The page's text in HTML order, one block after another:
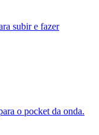
subir e fazer
o pocket da onda.